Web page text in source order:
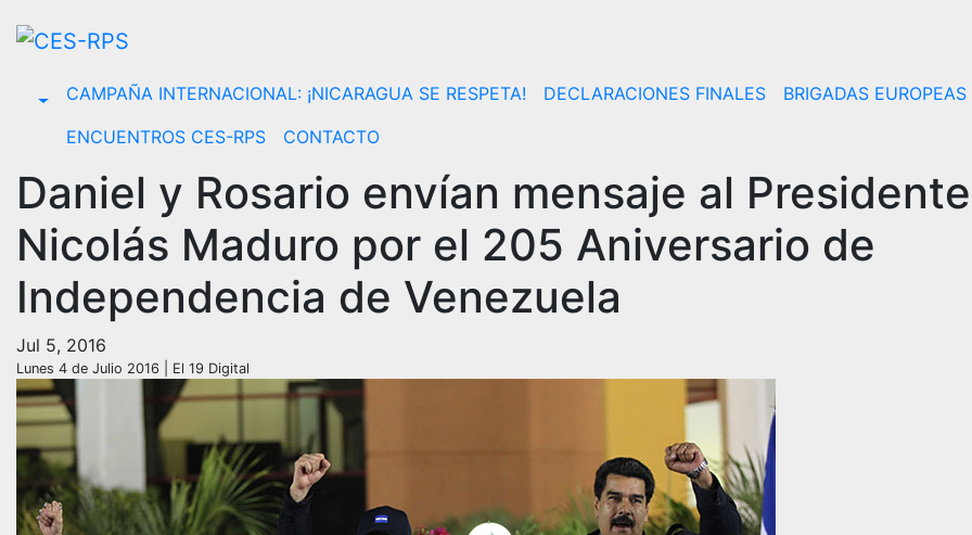
CAMPAÑA INTERNACIONAL: ¡NICARAGUA SE RESPETA!
DECLARACIONES FINALES BRIGADAS EUROPEAS
ENCUENTROS CES-RPS
CONTACTO
Daniel y Rosario envían mensaje al Presidente
Nicolás Maduro por el 205 Aniversario de
Independencia de Venezuela
Jul 5, 2016
Lunes 4 de Julio 2016 | El 19 Digital